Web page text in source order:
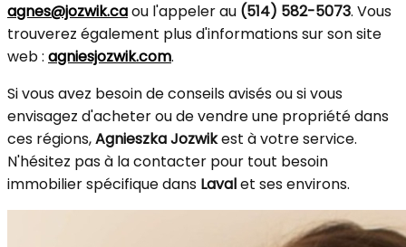
agnes@jozwik.caou l'appeler au (514) 582-5073. Vous
trouverez également plus d'informations sur son site
web : agniesjozwik.com.
Si vous avez besoin de conseils avisés ou si vous
envisagez d'acheter ou de vendre une propriété dans
ces régions,Agnieszka Jozwikest à votre service.
N'hésitez pas à la contacter pour tout besoin
immobilier spécifique dans Lavalet ses environs.